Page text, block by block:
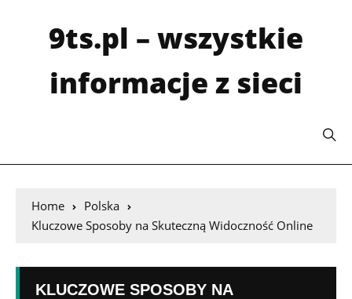
9ts.pl – wszystkie
informacje z sieci
Home
Polska
Kluczowe Sposoby na Skuteczną Widoczność Online
KLUCZOWE SPOSOBY NA